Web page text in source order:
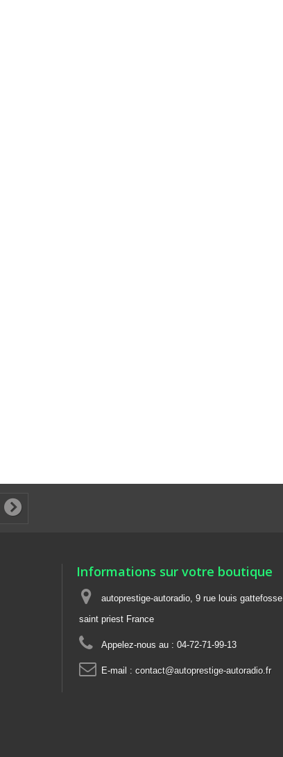
Informations sur votre boutique
autoprestige-autoradio, 9 rue louis
saint priest France
Appelez-nous au : 04-72-71-99-13
E-mail : contact@autoprestige-autoradio.fr